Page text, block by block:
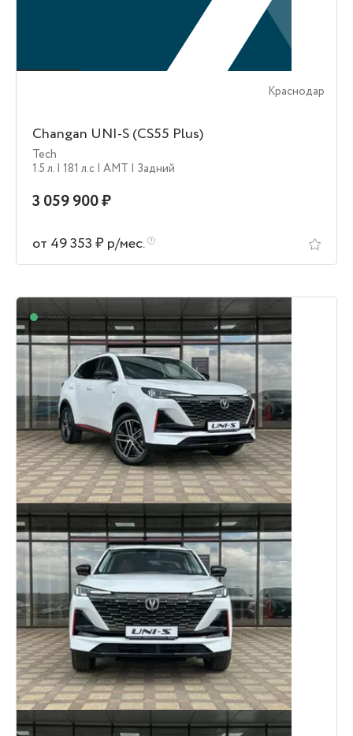
Краснодар
Changan UNI-S (CS55 Plus)
Tech
1.5 л. | 181 л.c | AMT | Задний
3 059 900 ₽
от 49 353 ₽ р/мес.
В наличии